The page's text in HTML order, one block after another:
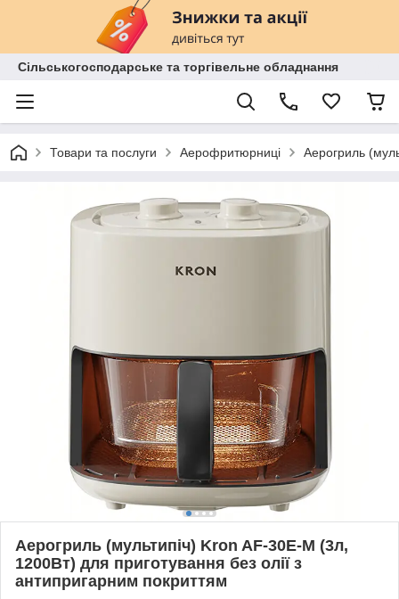
Сільськогосподарське та торгівельне обладнання
Товари та послуги Аерофритюрниці Аерогриль
Аерогриль (мультипіч) Kron AF-30E-M (3л,
1200Вт) для приготування без олії з
антипригарним покриттям